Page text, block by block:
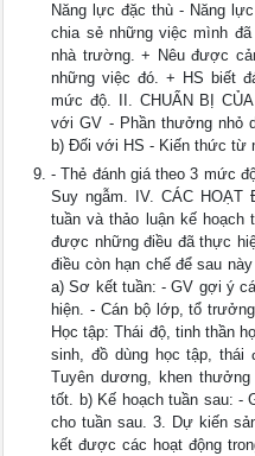
Năng lực đặc thù - Năng
chia sẻ những việc mình
nhà trường. + Nêu được
những việc đó. + HS biết
mức độ. II. CHUẨN BỊ
với GV - Phần thưởng nhỏ
b) Đối với HS - Kiến thức từ
- Thẻ đánh giá theo 3 mức
Suy ngẫm. IV. CÁC HOẠT
tuần và thảo luận kế hoạch
được những điều đã thực
điều còn hạn chế để sau
a) Sơ kết tuần: - GV gợi ý
hiện. - Cán bộ lớp, tổ
Học tập: Thái độ, tinh thần
sinh, đồ dùng học tập,
Tuyên dương, khen
tốt. b) Kế hoạch tuần sau: -
cho tuần sau. 3. Dự kiến
kết được các hoạt động